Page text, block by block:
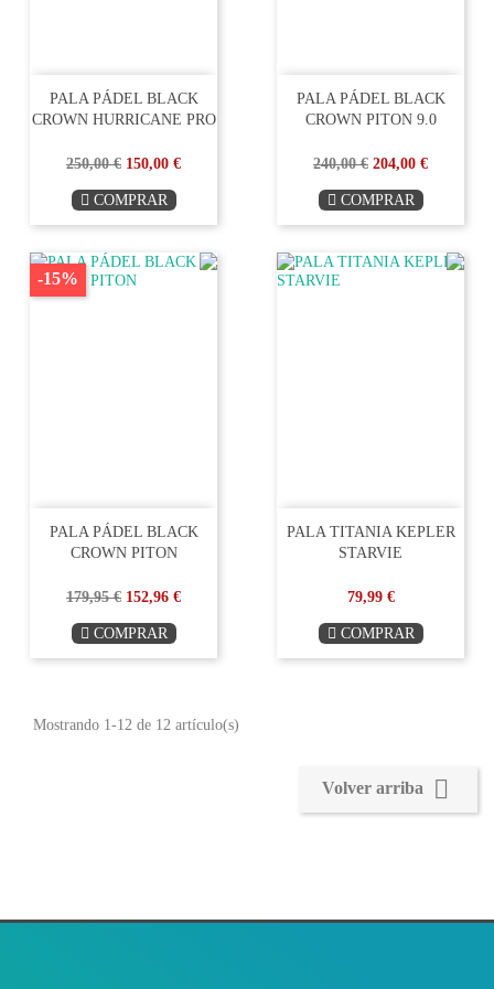
PALA PÁDEL BLACK
CROWN HURRICANE PRO
250,00 € 150,00 €
COMPRAR
PALA PÁDEL BLACK
CROWN PITON 9.0
240,00 € 204,00 €
COMPRAR
PALA PÁDEL BLACK
CROWN PITON
179,95 € 152,96 €
COMPRAR
-15%
PALA TITANIA KEPLER
STARVIE
79,99 €
COMPRAR
Mostrando 1-12 de 12 artículo(s)
Volver arriba 